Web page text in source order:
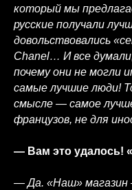
который мы
русские получали
довольствовались
Chanel… И все
почему они не могли
самые лучшие люди!
смысле — самое
французов, не для
— Вам это удалось!
— Да. «Наш»